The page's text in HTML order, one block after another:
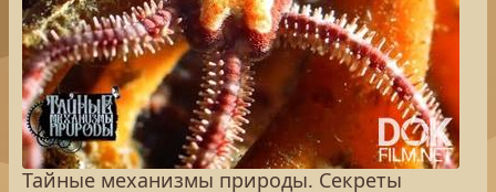
Тайные механизмы природы. Секреты